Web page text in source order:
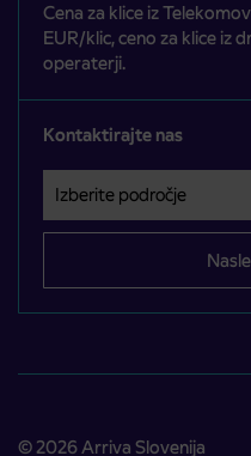
Cena za klice iz
EUR/klic, ceno za klice iz
operaterji.
Kontaktirajte nas
Izberite področje
Področje je obvezno izbrati.
© 2026 Arriva Slovenija